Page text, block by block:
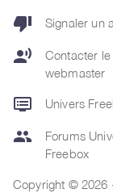
thumb_down Signaler un
record_voice_over
Contacter le
webmaster
dvr Univers
group
Forums
Freebox
Copyright © 2026